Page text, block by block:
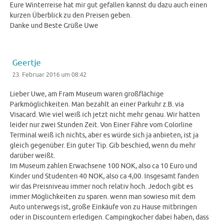
Eure Winterreise hat mir gut gefallen kannst du dazu auch einen
kurzen Überblick zu den Preisen geben.
Danke und Beste Grüße Uwe
Geertje
23. Februar 2016 um 08:42
Lieber Uwe, am Fram Museum waren großflächige
Parkmöglichkeiten. Man bezahlt an einer Parkuhr z.B. via
Visacard. Wie viel weiß ich jetzt nicht mehr genau. Wir hatten
leider nur zwei Stunden Zeit. Von Einer Fähre vom Colorline
Terminal weiß ich nichts, aber es würde sich ja anbieten, ist ja
gleich gegenüber. Ein guter Tip. Gib beschied, wenn du mehr
darüber weißt.
Im Museum zahlen Erwachsene 100 NOK, also ca 10 Euro und
Kinder und Studenten 40 NOK, also ca 4,00. Insgesamt fanden
wir das Preisniveau immer noch relativ hoch. Jedoch gibt es
immer Möglichkeiten zu sparen. wenn man sowieso mit dem
Auto unterwegs ist, große Einkäufe von zu Hause mitbringen
oder in Discountern erledigen. Campingkocher dabei haben, dass